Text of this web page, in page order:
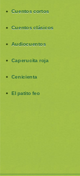
Cuentos cortos
Cuentos clásicos
Audiocuentos
Caperucita roja
Cenicienta
El patito feo